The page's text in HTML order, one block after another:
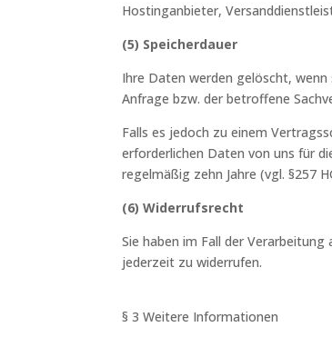
Hostinganbieter,
(5) Speicherdauer
Ihre Daten werden gelöscht,
Anfrage bzw. der betroffene
Falls es jedoch zu einem
erforderlichen Daten von uns für
regelmäßig zehn Jahre (vgl. §257
(6) Widerrufsrecht
Sie haben im Fall der
jederzeit zu widerrufen.
§ 3 Weitere Informationen